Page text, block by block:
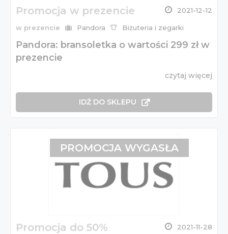
Promocja w prezencie 2021-12-12
w prezencie Pandora Biżuteria i zegarki
Pandora: bransoletka o wartości 299 zł w
prezencie
czytaj więcej
IDŹ DO SKLEPU
Promocja do 50% 2021-11-28
PROMOCJA WYGASŁA